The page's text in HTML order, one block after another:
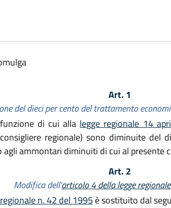
Art. 1
del dieci per cento del trattamento
di cui alla legge regionale 14
regionale) sono diminuite del
ammontari diminuiti di cui al presente
Art. 2
Modifica dell'articolo 4 della legge
n. 42 del 1995 è sostituito dal